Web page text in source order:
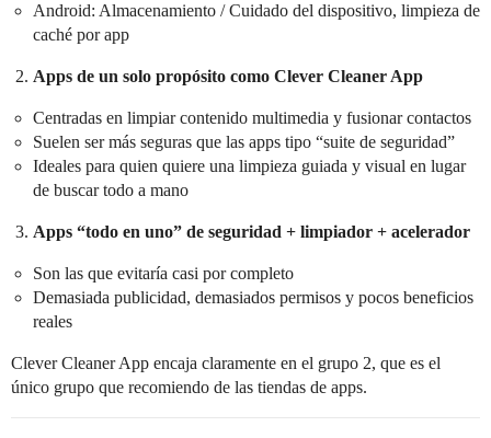
Android: Almacenamiento / Cuidado del dispositivo, limpieza de
caché por app
Apps de un solo propósito como Clever Cleaner App
Centradas en limpiar contenido multimedia y fusionar contactos
Suelen ser más seguras que las apps tipo “suite de seguridad”
Ideales para quien quiere una limpieza guiada y visual en lugar
de buscar todo a mano
Apps “todo en uno” de seguridad + limpiador + acelerador
Son las que evitaría casi por completo
Demasiada publicidad, demasiados permisos y pocos beneficios
reales
Clever Cleaner App encaja claramente en el grupo 2, que es el
único grupo que recomiendo de las tiendas de apps.